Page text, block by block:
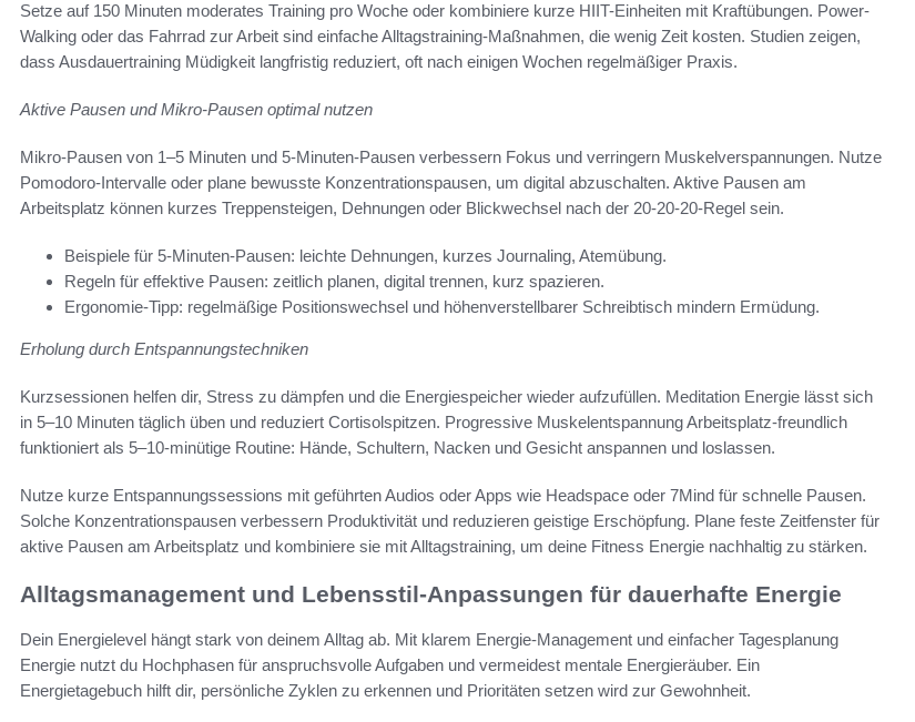
Setze auf 150 Minuten moderates Training pro Woche oder kombiniere kurze HIIT-Einheiten mit Kraftübungen. Power-
Walking oder das Fahrrad zur Arbeit sind einfache Alltagstraining-Maßnahmen, die wenig Zeit kosten. Studien zeigen,
dass Ausdauertraining Müdigkeit langfristig reduziert, oft nach einigen Wochen regelmäßiger Praxis.
Aktive Pausen und Mikro-Pausen optimal nutzen
Mikro-Pausen von 1–5 Minuten und 5-Minuten-Pausen verbessern Fokus und verringern Muskelverspannungen. Nutze
Pomodoro-Intervalle oder plane bewusste Konzentrationspausen, um digital abzuschalten. Aktive Pausen am
Arbeitsplatz können kurzes Treppensteigen, Dehnungen oder Blickwechsel nach der 20-20-20-Regel sein.
Beispiele für 5-Minuten-Pausen: leichte Dehnungen, kurzes Journaling, Atemübung.
Regeln für effektive Pausen: zeitlich planen, digital trennen, kurz spazieren.
Ergonomie-Tipp: regelmäßige Positionswechsel und höhenverstellbarer Schreibtisch mindern Ermüdung.
Erholung durch Entspannungstechniken
Kurzsessionen helfen dir, Stress zu dämpfen und die Energiespeicher wieder aufzufüllen. Meditation Energie lässt sich
in 5–10 Minuten täglich üben und reduziert Cortisolspitzen. Progressive Muskelentspannung Arbeitsplatz-freundlich
funktioniert als 5–10-minütige Routine: Hände, Schultern, Nacken und Gesicht anspannen und loslassen.
Nutze kurze Entspannungssessions mit geführten Audios oder Apps wie Headspace oder 7Mind für schnelle Pausen.
Solche Konzentrationspausen verbessern Produktivität und reduzieren geistige Erschöpfung. Plane feste Zeitfenster für
aktive Pausen am Arbeitsplatz und kombiniere sie mit Alltagstraining, um deine Fitness Energie nachhaltig zu stärken.
Alltagsmanagement und Lebensstil-Anpassungen für dauerhafte Energie
Dein Energielevel hängt stark von deinem Alltag ab. Mit klarem Energie-Management und einfacher Tagesplanung
Energie nutzt du Hochphasen für anspruchsvolle Aufgaben und vermeidest mentale Energieräuber. Ein
Energietagebuch hilft dir, persönliche Zyklen zu erkennen und Prioritäten setzen wird zur Gewohnheit.